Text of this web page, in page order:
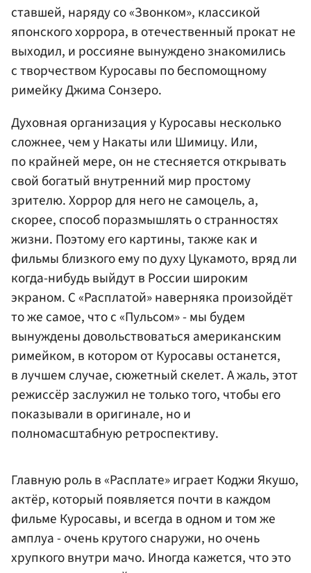
ставшей, наряду со «Звонком», классикой
японского хоррора, в отечественный прокат не
выходил, и россияне вынуждено знакомились
с творчеством Куросавы по беспомощному
римейкуДжима Сонзеро.
Духовная организация у Куросавы несколько
сложнее, чем у Накаты или Шимицу. Или,
по крайней мере, он не стесняется открывать
свой богатый внутренний мир простому
зрителю. Хоррор для него не самоцель, а,
скорее, способ поразмышлять о странностях
жизни. Поэтому его картины, также как и
фильмы близкого ему по духу Цукамото, вряд ли
когда-нибудь выйдут в России широким
экраном. С «Расплатой» наверняка произойдёт
то же самое, что с «Пульсом» - мы будем
вынуждены довольствоваться американским
римейком, в котором от Куросавы останется,
в лучшем случае, сюжетный скелет. А жаль, этот
режиссёр заслужил не только того, чтобы его
показывали в оригинале, но и
полномасштабную ретроспективу.
Главную роль в «Расплате» играет Коджи Якушо,
актёр, который появляется почти в каждом
фильме Куросавы, и всегда в одном и том же
амплуа - очень крутого снаружи, но очень
хрупкого внутри мачо. Иногда кажется, что это